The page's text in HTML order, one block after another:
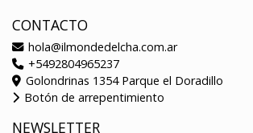
CONTACTO
hola@ilmondedelcha.com.ar
+5492804965237
Golondrinas 1354 Parque el Doradillo
Botón de arrepentimiento
NEWSLETTER